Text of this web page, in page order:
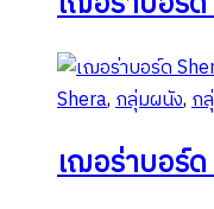
Shera,กลุ่มผนัง,ก
เฌอร่าบอร์